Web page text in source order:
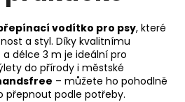
vodítko pro psy, které
a styl. Díky kvalitnímu
délce 3 m je ideální pro
do přírody i městské
– můžete ho pohodlně
přepnout podle potřeby.